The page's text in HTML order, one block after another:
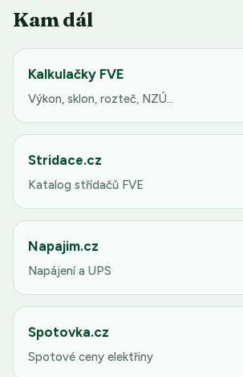
Kam dál
Kalkulačky FVE
Výkon, sklon, rozteč, NZÚ…
Stridace.cz
Katalog střídačů FVE
Napajim.cz
Napájení a UPS
Spotovka.cz
Spotové ceny elektřiny